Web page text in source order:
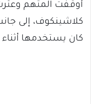
أوقفت المتهم
كلاشينكوف، إلى
كان يستخدمها